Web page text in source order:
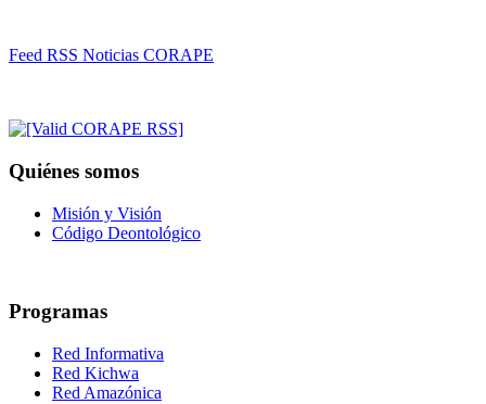
Feed RSS Noticias CORAPE
Quiénes somos
Misión y Visión
Código Deontológico
Programas
Red Informativa
Red Kichwa
Red Amazónica